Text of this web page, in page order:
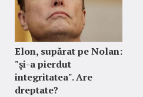
Elon, supărat pe Nolan:
"şi-a pierdut
integritatea". Are
dreptate?